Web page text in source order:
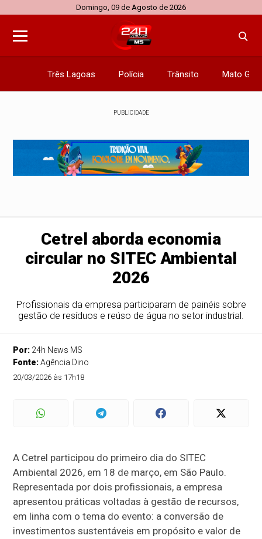
Domingo, 09 de Agosto de 2026
Três Lagoas Polícia Trânsito Mato
PUBLICIDADE
Cetrel aborda economia
circular no SITEC Ambiental
2026
Profissionais da empresa participaram de painéis sobre
gestão de resíduos e reúso de água no setor industrial.
Por: 24h News MS
Fonte:Agência Dino
20/03/2026 às 17h18
A Cetrel participou do primeiro dia do SITEC
Ambiental 2026, em 18 de março, em São Paulo.
Representada por dois profissionais, a empresa
apresentou práticas voltadas à gestão de recursos,
em linha com o tema do evento: a conversão de
investimentos sustentáveis em propósito e valor de